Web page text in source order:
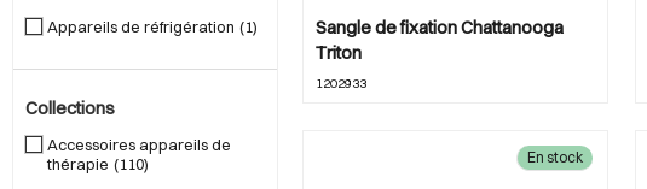
Appareils de réfrigération 1
Entraîneurs de mouvement &
attelles 15
Fauteuils de consultation et
de thérapie
10
Collections
Accessoires appareils de
thérapie 110
Sangle de fixation Chattanooga
Triton
1202933
En stock